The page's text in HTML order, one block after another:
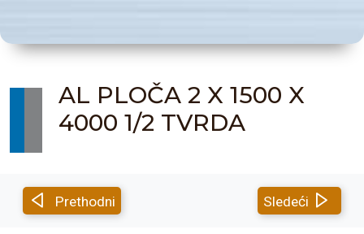
AL PLOČA 2 X 1500 X
4000 1/2 TVRDA
Prethodni Sledeći